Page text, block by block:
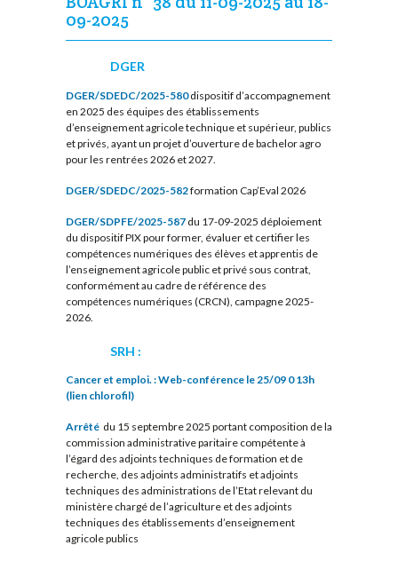
09-2025
DGER
DGER/SDEDC/2025-580dispositif d’accompagnement
en 2025 des équipes des établissements
d’enseignement agricole technique et supérieur, publics
et privés, ayant un projet d’ouverture de bachelor agro
pour les rentrées 2026 et 2027.
DGER/SDEDC/2025-582formation Cap’Eval 2026
DGER/SDPFE/2025-587 du 17-09-2025 déploiement
du dispositif PIX pour former, évaluer et certifier les
compétences numériques des élèves et apprentis de
l’enseignement agricole public et privé sous contrat,
conformément au cadre de référence des
compétences numériques (CRCN), campagne 2025-
2026.
SRH :
Cancer et emploi. : Web-conférence le 25/09 0 13h
(lien chlorofil)
Arrêté du 15 septembre 2025 portant composition de la
commission administrative paritaire compétente à
l’égard des adjoints techniques de formation et de
recherche, des adjoints administratifs et adjoints
techniques des administrations de l’Etat relevant du
ministère chargé de l’agriculture et des adjoints
techniques des établissements d’enseignement
agricole publics